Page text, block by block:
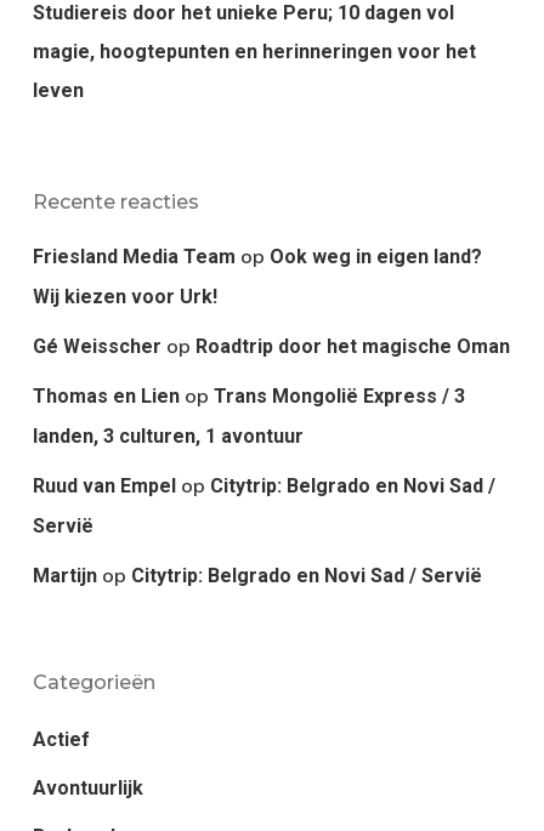
Studiereis door het unieke Peru; 10 dagen vol
magie, hoogtepunten en herinneringen voor het
leven
Recente reacties
Friesland Media Team op Ook weg in eigen land?
Wij kiezen voor Urk!
Gé Weisscher op Roadtrip door het magische Oman
Thomas en Lienop Trans Mongolië Express / 3
landen, 3 culturen, 1 avontuur
Ruud van Empelop Citytrip: Belgrado en Novi Sad /
Servië
Martijnop Citytrip: Belgrado en Novi Sad / Servië
Categorieën
Actief
Avontuurlijk